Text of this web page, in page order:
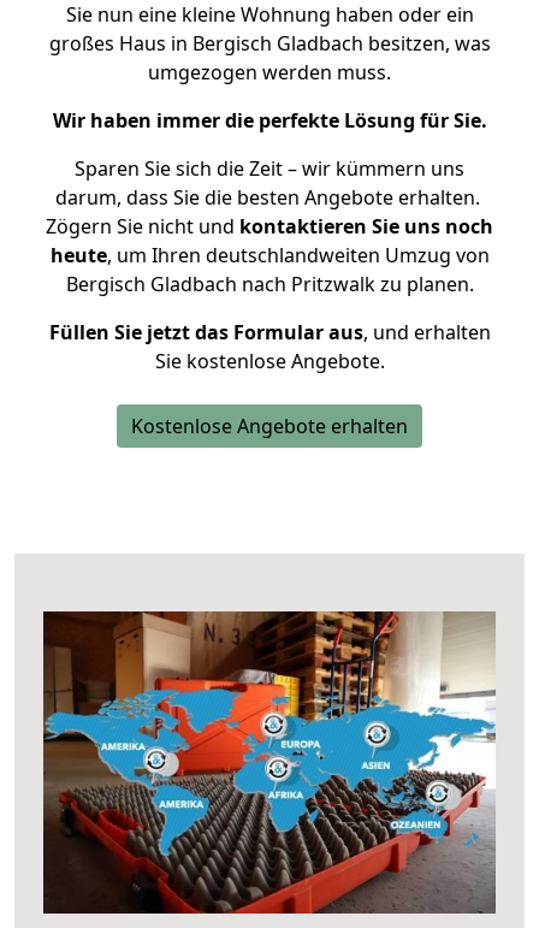
Sie nun eine kleine Wohnung haben oder ein
großes Haus in Bergisch Gladbach besitzen, was
umgezogen werden muss.
Wir haben immer die perfekte Lösung für Sie.
Sparen Sie sich die Zeit – wir kümmern uns
darum, dass Sie die besten Angebote erhalten.
Zögern Sie nicht und kontaktieren Sie uns noch
heute, um Ihren deutschlandweiten Umzug von
Bergisch Gladbach nach Pritzwalk zu planen.
Füllen Sie jetzt das Formular aus, und erhalten
Sie kostenlose Angebote.
Kostenlose Angebote erhalten